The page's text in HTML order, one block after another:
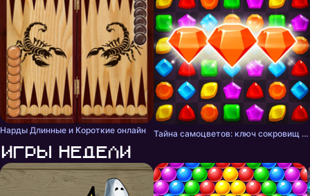
Нарды Длинные и Короткие онлайн Тайна самоцветов: ключ сокровищ - три в ряд
Игры недели